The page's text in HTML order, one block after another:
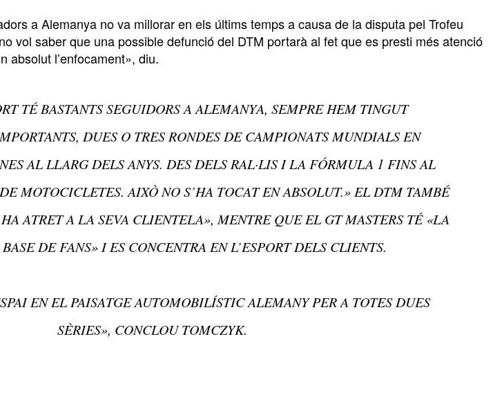
a Alemanya no va millorar en els últims temps a causa de la disputa pel Trofeu
vol saber que una possible defunció del DTM portarà al fet que es presti més atenció
absolut l’enfocament», diu.
TÉ BASTANTS SEGUIDORS A ALEMANYA, SEMPRE HEM TINGUT
DUES O TRES RONDES DE CAMPIONATS MUNDIALS EN
AL LLARG DELS ANYS. DES DELS RAL·LIS I LA FÓRMULA 1 FINS AL
MOTOCICLETES. AIXÒ NO S’HA TOCAT EN ABSOLUT.» EL DTM TAMBÉ
ATRET A LA SEVA CLIENTELA», MENTRE QUE EL GT MASTERS TÉ «LA
DE FANS» I ES CONCENTRA EN L’ESPORT DELS CLIENTS.
EN EL PAISATGE AUTOMOBILÍSTIC ALEMANY PER A TOTES DUES
SÈRIES», CONCLOU TOMCZYK.